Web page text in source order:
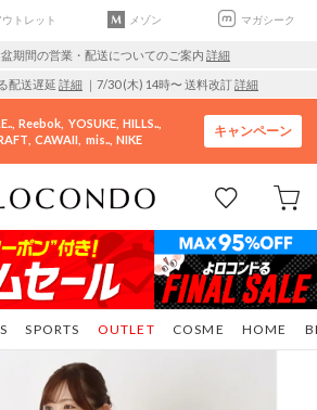
ウトレット メゾン マガシーク
盆期間の営業・配送についてのご案内 詳細
配送遅延 詳細 ｜7/30 (木) 14時〜 送料改訂詳細
Reebok YOSUKE HILLS..
CAWAII mis.. NIKE
キャンペーン
SPORTS COSME HOME
OUTLET